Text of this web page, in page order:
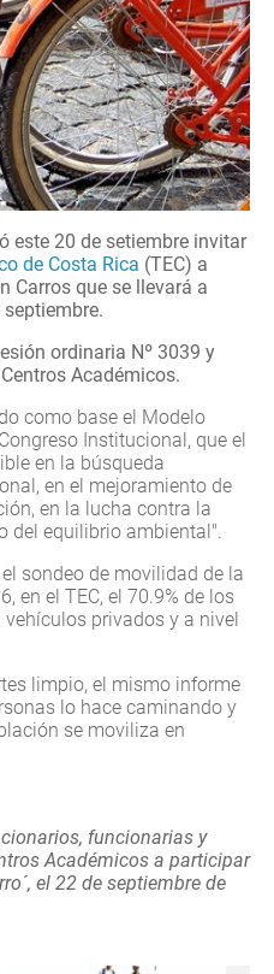
este 20 de setiembre invitar
de Costa Rica (TEC) a
Carros que se llevará a
ordinaria Nº 3039 y
Académicos.
como base el Modelo
Institucional, que el
en la búsqueda
en el mejoramiento de
en la lucha contra la
del equilibrio ambiental".
sondeo de movilidad de la
en el TEC, el 70.9% de los
privados y a nivel
limpio, el mismo informe
lo hace caminando y
se moviliza en
funcionarias y
Académicos a participar
el 22 de septiembre de